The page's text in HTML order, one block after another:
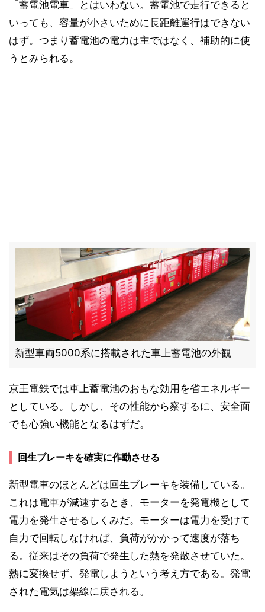
「蓄電池電車」とはいわない。蓄電池で走行できると
いっても、容量が小さいために長距離運行はできない
はず。つまり蓄電池の電力は主ではなく、補助的に使
うとみられる。
新型車両5000系に搭載された車上蓄電池の外観
京王電鉄では車上蓄電池のおもな効用を省エネルギー
としている。しかし、その性能から察するに、安全面
でも心強い機能となるはずだ。
回生ブレーキを確実に作動させる
新型電車のほとんどは回生ブレーキを装備している。
これは電車が減速するとき、モーターを発電機として
電力を発生させるしくみだ。モーターは電力を受けて
自力で回転しなければ、負荷がかかって速度が落ち
る。従来はその負荷で発生した熱を発散させていた。
熱に変換せず、発電しようという考え方である。発電
された電気は架線に戻される。